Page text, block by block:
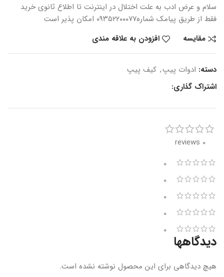
سلام و عرض ادب به علت اختلال در اینترنت تا اطلاع ثانوی خرید
فقط از طریق پیامک شماره۰۹۳۵۲۲۰۰۰۷۷ امکان پذیر است
مقایسه
افزودن به علاقه مندی
دسته: ادوات پیپ, کیف پیپ
اشتراک گذاری:
0 reviews
0
0
0
0
0
دیدگاهها
هیچ دیدگاهی برای این محصول نوشته نشده است.